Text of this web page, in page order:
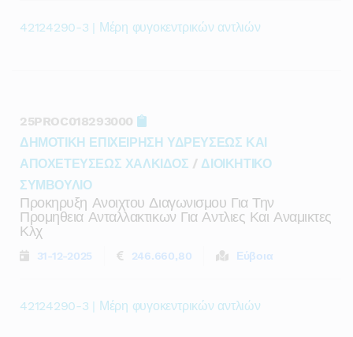
42124290-3 | Μέρη φυγοκεντρικών αντλιών
25PROC018293000
ΔΗΜΟΤΙΚΗ ΕΠΙΧΕΙΡΗΣΗ ΥΔΡΕΥΣΕΩΣ ΚΑΙ
ΑΠΟΧΕΤΕΥΣΕΩΣ ΧΑΛΚΙΔΟΣ / ΔΙΟΙΚΗΤΙΚΟ
ΣΥΜΒΟΥΛΙΟ
Προκηρυξη Ανοιχτου Διαγωνισμου Για Την
Προμηθεια Ανταλλακτικων Για Αντλιες Και Αναμικτες
Κλχ
31-12-2025 246.660,80 Εύβοια
42124290-3 | Μέρη φυγοκεντρικών αντλιών